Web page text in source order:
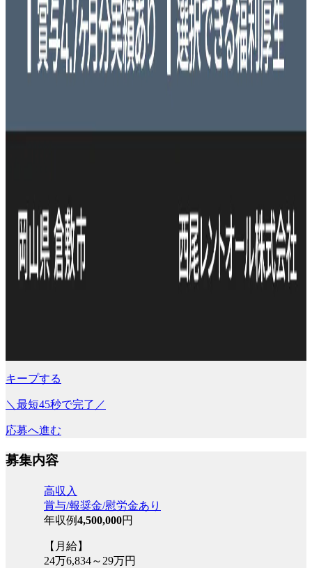
キープする
＼最短45秒で完了／
応募へ進む
募集内容
高収入
賞与/報奨金/慰労金あり
年収例4,500,000円
【月給】
24万6,834～29万円